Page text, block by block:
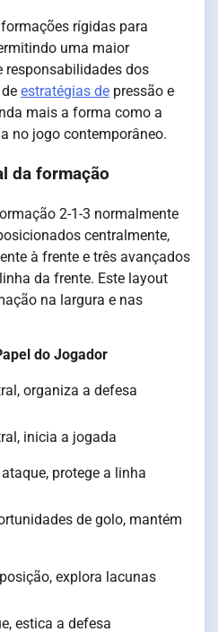
rígidas para
uma maior
responsabilidades dos
estratégias de pressão e
mais a forma como a
no jogo contemporâneo.
da formação
2-1-3 normalmente
centralmente,
à frente e três avançados
da frente. Este layout
na largura e nas
do Jogador
organiza a defesa
inicia a jogada
protege a linha
de golo, mantém
explora lacunas
estica a defesa